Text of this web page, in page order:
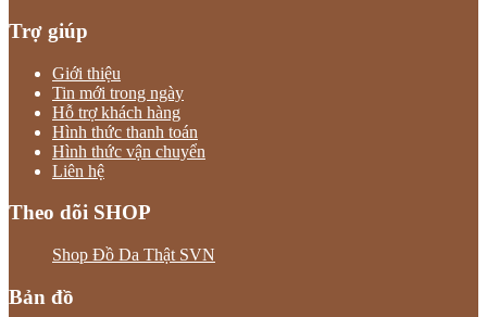
Trợ giúp
Giới thiệu
Tin mới trong ngày
Hỗ trợ khách hàng
Hình thức thanh toán
Hình thức vận chuyển
Liên hệ
Theo dõi SHOP
Shop Đồ Da Thật SVN
Bản đồ